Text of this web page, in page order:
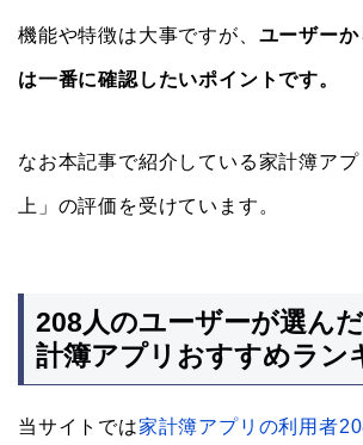
機能や特徴は大事ですが、 ユーザー
は一番に確認したいポイントです。
なお本記事で紹介している家計簿ア
上」の評価を受けています。
208人のユーザーが選ん
計簿アプリおすすめラン
当サイトでは家計簿アプリの利用者